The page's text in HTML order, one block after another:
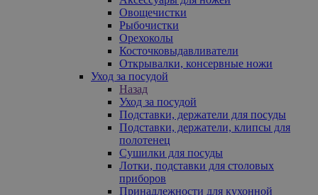
Овощечистки
Рыбочистки
Орехоколы
Косточковыдавливатели
Открывалки, консервные ножи
Уход за посудой
Назад
Уход за посудой
Подставки, держатели для посуды
Подставки, держатели, клипсы для
полотенец
Сушилки для посуды
Лотки, подставки для столовых
приборов
Принадлежности для кухонной